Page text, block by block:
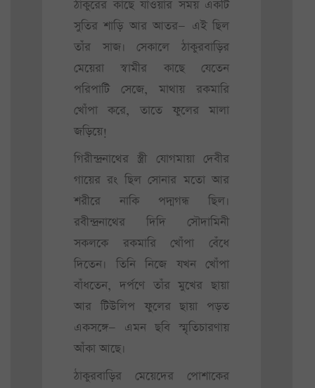
ঠাকুরের কাছে যাওয়ার সময় একটি
সুতির শাড়ি আর আতর— এই ছিল
তাঁর সাজ। সেকালে ঠাকুরবাড়ির
মেয়েরা স্বামীর কাছে যেতেন
পরিপাটি সেজে, মাথায় রকমারি
খোঁপা করে, তাতে ফুলের মালা
জড়িয়ে!
গিরীন্দ্রনাথের স্ত্রী যোগমায়া দেবীর
গায়ের রং ছিল সোনার মতো আর
শরীরে নাকি পদ্মগন্ধ ছিল।
রবীন্দ্রনাথের দিদি সৌদামিনী
সকলকে রকমারি খোঁপা বেঁধে
দিতেন। তিনি নিজে যখন খোঁপা
বাঁধতেন, দর্পণে তাঁর মুখের ছায়া
আর টিউলিপ ফুলের ছায়া পড়ত
একসঙ্গে— এমন ছবি স্মৃতিচারণায়
আঁকা আছে।
ঠাকুরবাড়ির মেয়েদের পোশাকের